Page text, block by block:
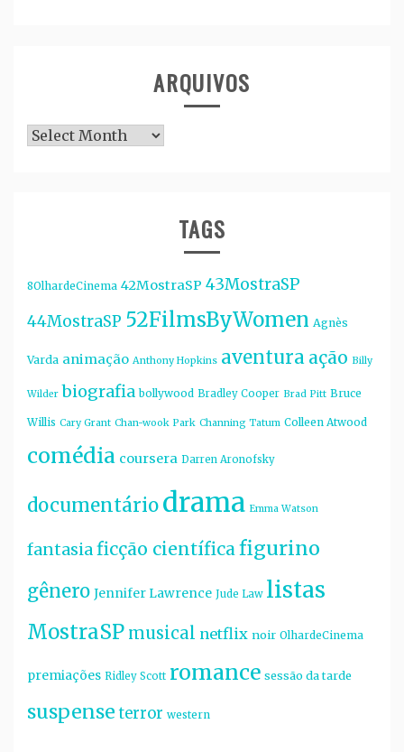
ARQUIVOS
Arquivos
TAGS
8OlhardeCinema 42MostraSP 43MostraSP
44MostraSP 52FilmsByWomen Agnès
Varda animação Anthony Hopkins aventura ação Billy
Wilder biografia bollywood Bradley Cooper Brad Pitt Bruce
Willis Cary Grant Chan-wook Park Channing Tatum Colleen Atwood
comédia coursera Darren Aronofsky
documentáriodrama Emma Watson
fantasiaficção científicafigurino
gênero Jennifer Lawrence Jude Law listas
MostraSP musical netflix noir OlhardeCinema
premiações Ridley Scott romance sessão da tarde
suspense terror western